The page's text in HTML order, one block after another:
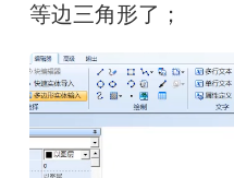
等边三角形了；